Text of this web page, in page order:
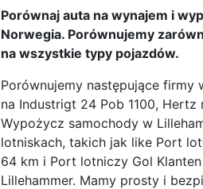
Porównaj auta na wynajem i
Norwegia. Porównujemy
na wszystkie typy pojazdów.
Porównujemy następujące firmy
na Industrigt 24 Pob 1100, Hertz
Wypożycz samochody w
lotniskach, takich jak like Port
64 km i Port lotniczy Gol
Lillehammer. Mamy prosty i